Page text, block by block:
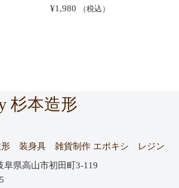
¥1,980 （税込）
杉本造形
形 装身具 雑貨制作 エポキシ レジン
阜県高山市初田町3-119